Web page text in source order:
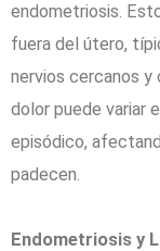
endometriosis.
fuera del útero,
nervios cercanos y
dolor puede variar
episódico,
padecen.
Endometriosis y